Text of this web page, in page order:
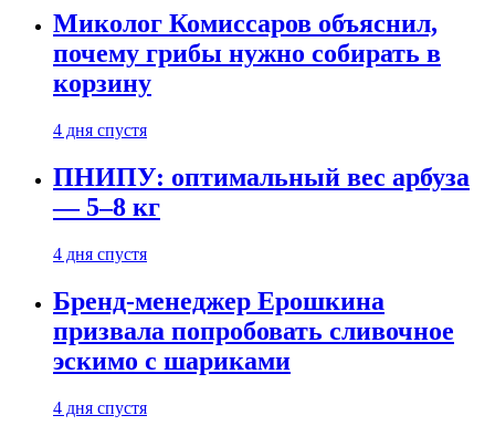
Миколог Комиссаров объяснил,
почему грибы нужно собирать в
корзину
4 дня спустя
ПНИПУ: оптимальный вес арбуза
— 5–8 кг
4 дня спустя
Бренд-менеджер Ерошкина
призвала попробовать сливочное
эскимо с шариками
4 дня спустя